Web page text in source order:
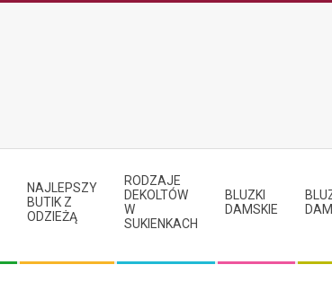
NAJLEPSZY
BUTIK Z
ODZIEŻĄ
RODZAJE
DEKOLTÓW
W
SUKIENKACH
BLUZKI
DAMSKIE